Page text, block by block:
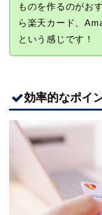
ものを作るのがお
ら楽天カード、
という感じです！
効率的なポイ